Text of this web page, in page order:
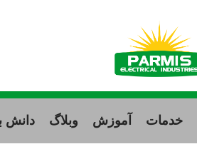
خدمات آموزش وبلاگ دانش